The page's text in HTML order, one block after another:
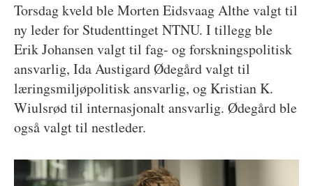
Torsdag kveld ble Morten Eidsvaag Althe valgt til
ny leder for Studenttinget NTNU. I tillegg ble
Erik Johansen valgt til fag- og forskningspolitisk
ansvarlig, Ida Austigard Ødegård valgt til
læringsmiljøpolitisk ansvarlig, og Kristian K.
Wiulsrød til internasjonalt ansvarlig. Ødegård ble
også valgt til nestleder.